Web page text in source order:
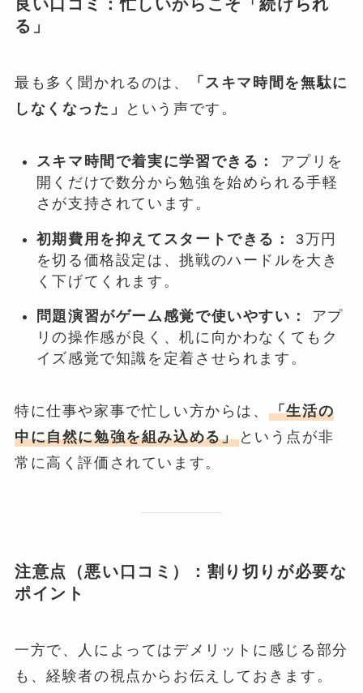
良い口コミ：忙しいからこそ「続けられ
る」
最も多く聞かれるのは、
「スキマ時間を無駄に
しなくなった」
という声です。
スキマ時間で着実に学習できる：
アプリを
開くだけで数分から勉強を始められる手軽
さが支持されています。
初期費用を抑えてスタートできる：
3万円
を切る価格設定は、挑戦のハードルを大き
く下げてくれます。
問題演習がゲーム感覚で使いやすい：
アプ
リの操作感が良く、机に向かわなくてもク
イズ感覚で知識を定着させられます。
特に仕事や家事で忙しい方からは、 「生活の
中に自然に勉強を組み込める」という点が非
常に高く評価されています。
注意点（悪い口コミ）：割り切りが必要な
ポイント
一方で、人によってはデメリットに感じる部分
も、経験者の視点からお伝えしておきます。